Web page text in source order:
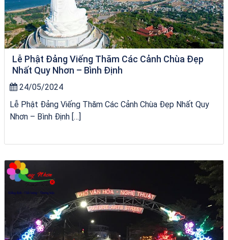
Lễ Phật Đảng Viếng Thăm Các Cảnh Chùa Đẹp
Nhất Quy Nhơn – Bình Định
24/05/2024
Lễ Phật Đảng Viếng Thăm Các Cảnh Chùa Đẹp Nhất Quy
Nhơn – Bình Định […]